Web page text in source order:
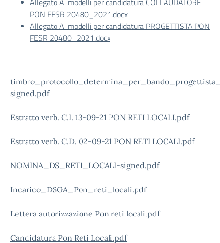
Allegato A-modelli per candidatura COLLAUDATORE
PON FESR 20480_2021.docx
Allegato A-modelli per candidatura PROGETTISTA PON
FESR 20480_2021.docx
signed.pdf
Estratto verb. C.I. 13-09-21 PON RETI LOCALI.pdf
Estratto verb. C.D. 02-09-21 PON RETI LOCALI.pdf
NOMINA_DS_RETI_LOCALI-signed.pdf
Incarico_DSGA_Pon_reti_locali.pdf
Lettera autorizzazione Pon reti locali.pdf
Candidatura Pon Reti Locali.pdf